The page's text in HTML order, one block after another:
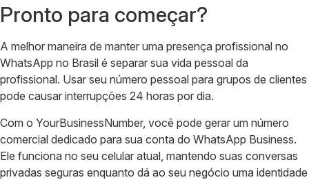
Pronto para começar?
A melhor maneira de manter uma presença profissional no
WhatsApp no Brasil é separar sua vida pessoal da
profissional. Usar seu número pessoal para grupos de clientes
pode causar interrupções 24 horas por dia.
Com o YourBusinessNumber, você pode gerar um número
comercial dedicado para sua conta do WhatsApp Business.
Ele funciona no seu celular atual, mantendo suas conversas
privadas seguras enquanto dá ao seu negócio uma identidade